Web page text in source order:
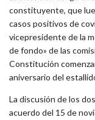
constituyente, que
casos positivos de
vicepresidente de la
de fondo» de las
Constitución
aniversario del
La discusión de los
acuerdo del 15 de